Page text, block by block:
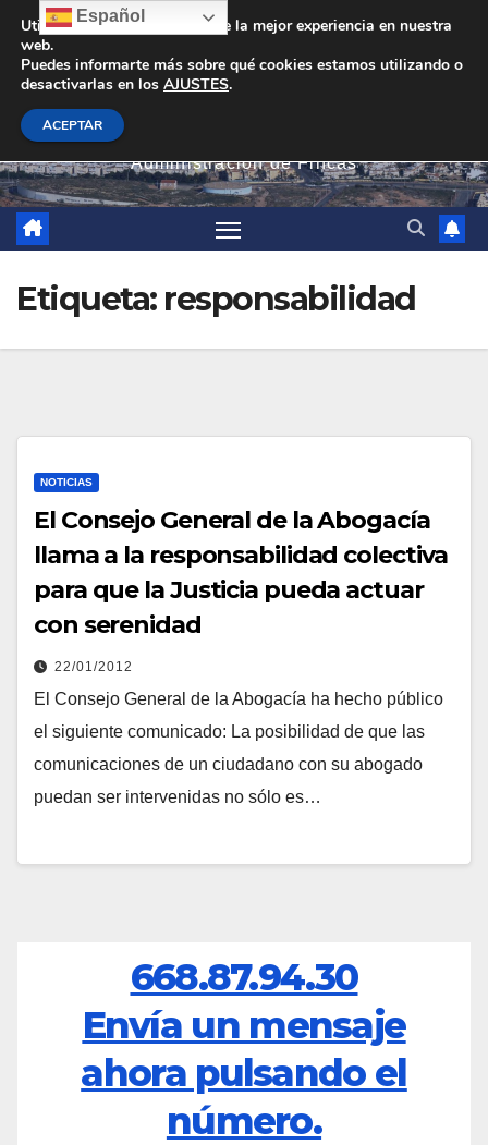
contenido
Administración de Fincas
Etiqueta: responsabilidad
NOTICIAS
El Consejo General de la Abogacía
llama a la responsabilidad colectiva
para que la Justicia pueda actuar
con serenidad
22/01/2012
El Consejo General de la Abogacía ha hecho público
el siguiente comunicado: La posibilidad de que las
comunicaciones de un ciudadano con su abogado
puedan ser intervenidas no sólo es…
668.87.94.30
Envía un mensaje
ahora pulsando el
número.
Español
Utilizamos cookies para darte la mejor experiencia en nuestra
web.
Puedes informarte más sobre qué cookies estamos utilizando o
desactivarlas en los AJUSTES.
ACEPTAR